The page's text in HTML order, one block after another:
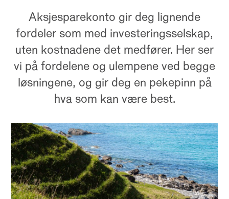
Aksjesparekonto gir deg lignende
fordeler som med investeringsselskap,
uten kostnadene det medfører. Her ser
vi på fordelene og ulempene ved begge
løsningene, og gir deg en pekepinn på
hva som kan være best.